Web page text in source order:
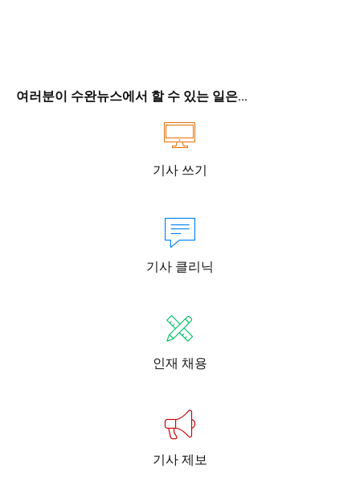
여러분이 수완뉴스에서 할 수 있는 일은...
기사 쓰기
기사 클리닉
인재 채용
기사 제보